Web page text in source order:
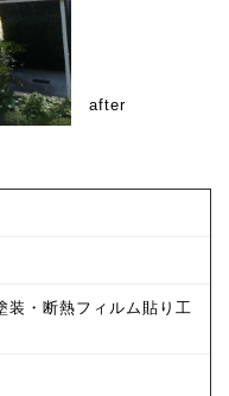
after
装・断熱フィルム貼り工